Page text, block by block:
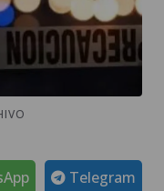
Telegram